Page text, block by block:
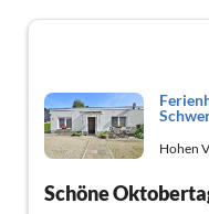
Hohen
Schöne